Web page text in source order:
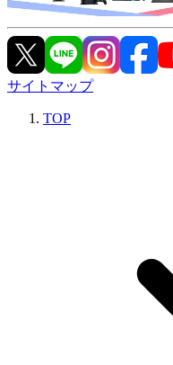
サイトマップ
TOP